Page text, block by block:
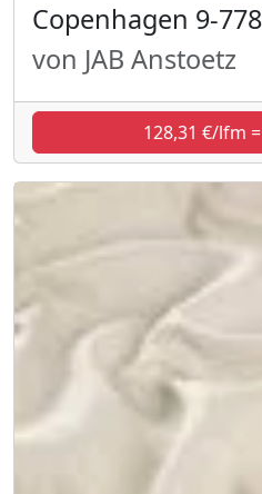
Copenhagen 9-
von JAB Anstoetz
128,31 €/lfm